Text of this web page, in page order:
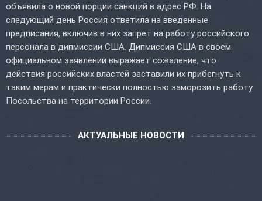
объявила о новой порции санкций в адрес РФ. На
следующий день Россия ответила на введенные
предписания, включив в них запрет на работу российского
персонала в дипмиссии США. Дипмиссия США в своем
официальном заявлении выражает сожаление, что
действия российских властей заставили их прибегнуть к
таким мерам и практически полностью заморозить работу
Посольства на территории России.
АКТУАЛЬНЫЕ НОВОСТИ